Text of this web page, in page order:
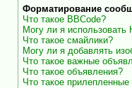
Форматирование
Что такое BBCode?
Могу ли я использовать
Что такое смайлики?
Могу ли я добавлять
Что такое важные
Что такое объявления?
Что такое